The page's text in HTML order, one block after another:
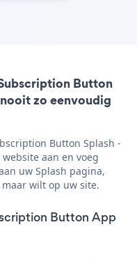
Button
zo eenvoudig
Button Splash -
aan en voeg
uw Splash pagina,
wilt op uw site.
Button App